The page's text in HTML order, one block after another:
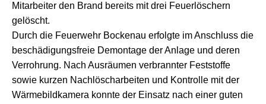
Mitarbeiter den Brand bereits mit drei Feuerlöschern
gelöscht.
Durch die Feuerwehr Bockenau erfolgte im Anschluss die
beschädigungsfreie Demontage der Anlage und deren
Verrohrung. Nach Ausräumen verbrannter Feststoffe
sowie kurzen Nachlöscharbeiten und Kontrolle mit der
Wärmebildkamera konnte der Einsatz nach einer guten